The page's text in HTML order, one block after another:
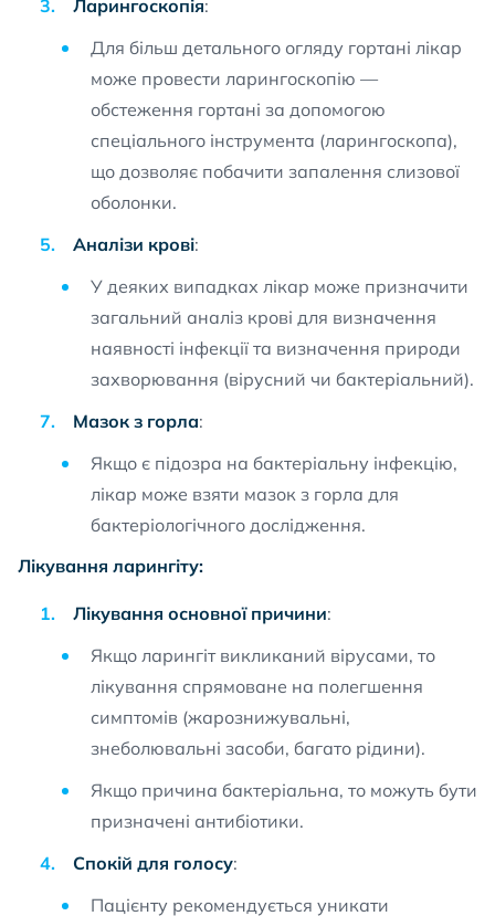
Ларингоскопія:
Для більш детального огляду гортані лікар
може провести ларингоскопію —
обстеження гортані за допомогою
спеціального інструмента (ларингоскопа),
що дозволяє побачити запалення слизової
оболонки.
Аналізи крові:
У деяких випадках лікар може призначити
загальний аналіз крові для визначення
наявності інфекції та визначення природи
захворювання (вірусний чи бактеріальний).
Мазок з горла:
Якщо є підозра на бактеріальну інфекцію,
лікар може взяти мазок з горла для
бактеріологічного дослідження.
Лікування ларингіту:
Лікування основної причини:
Якщо ларингіт викликаний вірусами, то
лікування спрямоване на полегшення
симптомів (жарознижувальні,
знеболювальні засоби, багато рідини).
Якщо причина бактеріальна, то можуть бути
призначені антибіотики.
Спокій для голосу:
Пацієнту рекомендується уникати